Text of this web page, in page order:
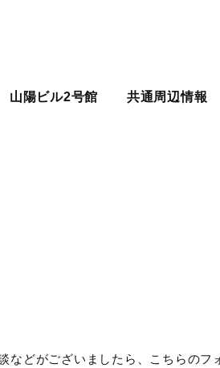
山陽ビル2号館 共通周辺情報
などがございましたら、こちらの